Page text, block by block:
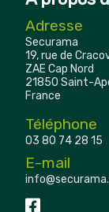
Adresse
Securama
19, rue de
ZAE Cap Nord
21850 Saint-
France
Téléphone
03 80 74 28 15
E-mail